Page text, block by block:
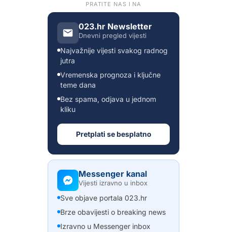
PRATITE NAS I NA
023.hr Newsletter
Dnevni pregled vijesti
Najvažnije vijesti svakog radnog
jutra
Vremenska prognoza i ključne
teme dana
Bez spama, odjava u jednom
kliku
Pretplati se besplatno
Messenger kanal
Vijesti izravno u inbox
Sve objave portala 023.hr
Brze obavijesti o breaking news
Izravno u Messenger inbox